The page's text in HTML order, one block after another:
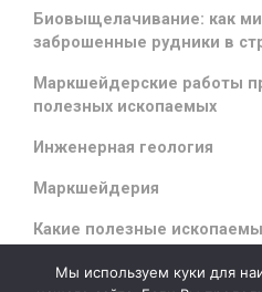
Биовыщелачивание: как
заброшенные рудники в
Маркшейдерские работы
полезных ископаемых
Инженерная геология
Маркшейдерия
Какие полезные
Мы используем куки для